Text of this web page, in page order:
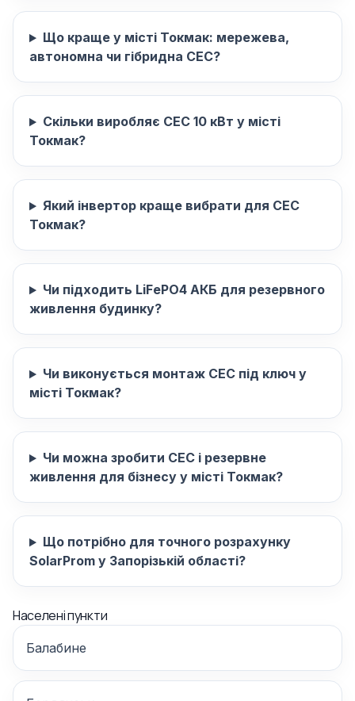
Що краще у місті Токмак: мережева,
автономна чи гібридна СЕС?
Скільки виробляє СЕС 10 кВт у місті
Токмак?
Який інвертор краще вибрати для СЕС
Токмак?
Чи підходить LiFePO4 АКБ для резервного
живлення будинку?
Чи виконується монтаж СЕС під ключ у
місті Токмак?
Чи можна зробити СЕС і резервне
живлення для бізнесу у місті Токмак?
Що потрібно для точного розрахунку
SolarProm у Запорізькій області?
Населені пункти
Балабине